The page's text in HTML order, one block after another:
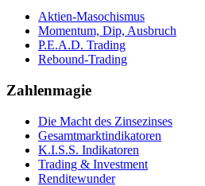
Aktien-Masochismus
Momentum, Dip, Ausbruch
P.E.A.D. Trading
Rebound-Trading
Zahlenmagie
Die Macht des Zinsezinses
Gesamtmarktindikatoren
K.I.S.S. Indikatoren
Trading & Investment
Renditewunder